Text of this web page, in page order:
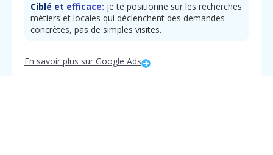
Ciblé et efficace: je te positionne sur les recherches
métiers et locales qui déclenchent des demandes
concrètes, pas de simples visites.
En savoir plus sur Google Ads